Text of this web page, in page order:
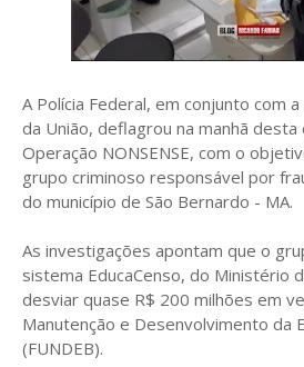
A Polícia Federal, em conjunto com
da União, deflagrou na manhã
Operação NONSENSE, com o
grupo criminoso responsável por
do município de São Bernardo - MA.
As investigações apontam que o
sistema EducaCenso, do Ministério
desviar quase R$ 200 milhões em
Manutenção e Desenvolvimento da
(FUNDEB).